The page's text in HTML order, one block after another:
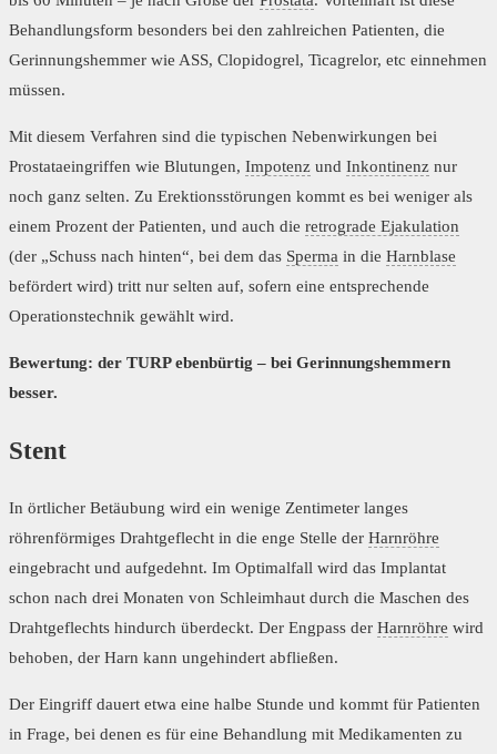
Behandlungsform besonders bei den zahlreichen Patienten, die
Gerinnungshemmer wie ASS, Clopidogrel, Ticagrelor, etc einnehmen
müssen.
Mit diesem Verfahren sind die typischen Nebenwirkungen bei
Prostataeingriffen wie Blutungen, Impotenz und Inkontinenz nur
noch ganz selten. Zu Erektionsstörungen kommt es bei weniger als
einem Prozent der Patienten, und auch die retrograde Ejakulation
(der „Schuss nach hinten“, bei dem das Sperma in die Harnblase
befördert wird) tritt nur selten auf, sofern eine entsprechende
Operationstechnik gewählt wird.
Bewertung: der TURP ebenbürtig – bei Gerinnungshemmern
besser.
Stent
In örtlicher Betäubung wird ein wenige Zentimeter langes
röhrenförmiges Drahtgeflecht in die enge Stelle der Harnröhre
eingebracht und aufgedehnt. Im Optimalfall wird das Implantat
schon nach drei Monaten von Schleimhaut durch die Maschen des
Drahtgeflechts hindurch überdeckt. Der Engpass der Harnröhre wird
behoben, der Harn kann ungehindert abfließen.
Der Eingriff dauert etwa eine halbe Stunde und kommt für Patienten
in Frage, bei denen es für eine Behandlung mit Medikamenten zu